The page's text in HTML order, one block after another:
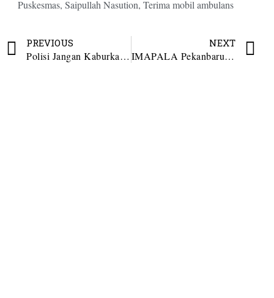
Puskesmas, Saipullah Nasution, Terima mobil ambulans
PREVIOUS
Polisi Jangan Kaburkan Pemberantasan Narkoba dengan Penangkapan Warga Pembakar Polsek
NEXT
IMAPALA Pekanbaru Soroti Mandeknya Beasiswa di Padang Lawas